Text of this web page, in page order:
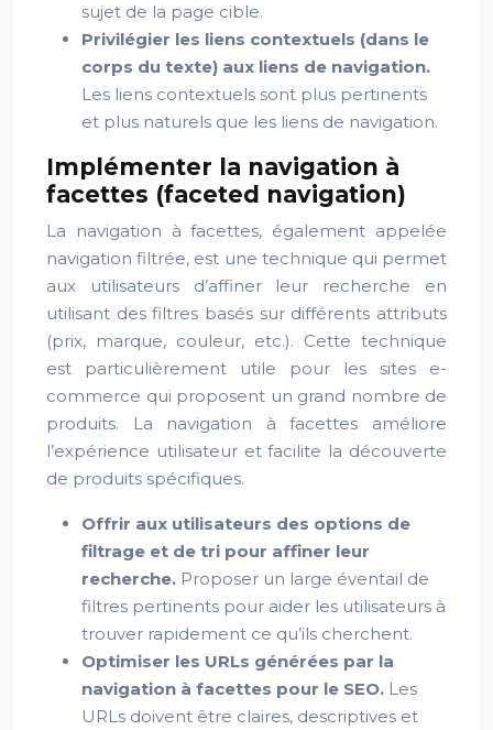
sujet de la page cible.
Privilégier les liens contextuels (dans le
corps du texte) aux liens de navigation.
Les liens contextuels sont plus pertinents
et plus naturels que les liens de navigation.
Implémenter la navigation à
facettes (faceted navigation)
La navigation à facettes, également appelée
navigation filtrée, est une technique qui permet
aux utilisateurs d’affiner leur recherche en
utilisant des filtres basés sur différents attributs
(prix, marque, couleur, etc.). Cette technique
est particulièrement utile pour les sites e-
commerce qui proposent un grand nombre de
produits. La navigation à facettes améliore
l’expérience utilisateur et facilite la découverte
de produits spécifiques.
Offrir aux utilisateurs des options de
filtrage et de tri pour affiner leur
recherche. Proposer un large éventail de
filtres pertinents pour aider les utilisateurs à
trouver rapidement ce qu’ils cherchent.
Optimiser les URLs générées par la
navigation à facettes pour le SEO. Les
URLs doivent être claires, descriptives et